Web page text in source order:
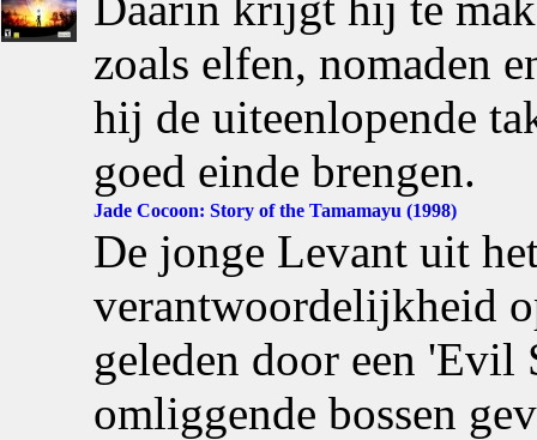
zoals elfen, nomaden
hij de uiteenlopende
goed einde brengen.
Jade Cocoon: Story of the Tamamayu (1998)
De jonge Levant uit
verantwoordelijkheid
geleden door een
omliggende bossen